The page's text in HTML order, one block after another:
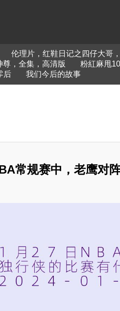
伦理片，红鞋日记之四仔大哥，
，全集，高清版
粉紅麻甩
后
我们今后的故事
常规赛中，老鹰对